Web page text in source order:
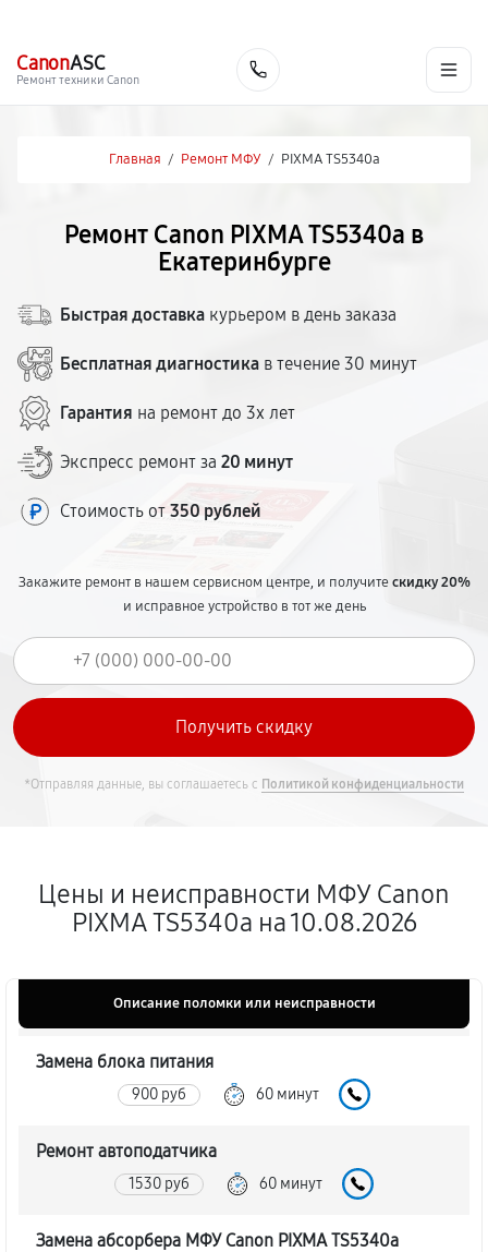
CanonASC
Ремонт техники Canon
Главная / Ремонт МФУ / PIXMA TS5340a
Ремонт Canon PIXMA TS5340a в
Екатеринбурге
Быстрая доставка курьером в день заказа
Бесплатная диагностика в течение 30 минут
Гарантия на ремонт до 3х лет
Экспресс ремонт за 20 минут
Стоимость от 350 рублей
Закажите ремонт в нашем сервисном центре, и получитескидку 20%
и исправное устройство в тот же день
*Отправляя данные, вы соглашаетесь с Политикой конфиденциальности
Цены и неисправности МФУ Canon
PIXMA TS5340a на 10.08.2026
Описание поломки или неисправности
Замена блока питания
900 руб 60 минут
Ремонт автоподатчика
1530 руб 60 минут
Замена абсорбера МФУ Canon PIXMA TS5340a